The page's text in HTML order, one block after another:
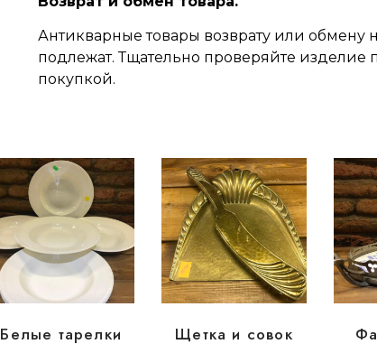
Антикварные товары возврату или обмену
подлежат. Тщательно проверяйте изделие
покупкой.
Белые тарелки
Щетка и совок